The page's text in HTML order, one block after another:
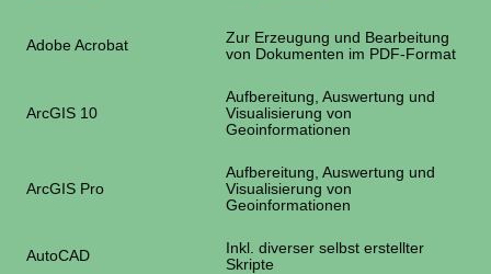
Adobe Acrobat
Zur Erzeugung und Bearbeitung
von Dokumenten im PDF-Format
ArcGIS 10
Aufbereitung, Auswertung und
Visualisierung von
Geoinformationen
ArcGIS Pro
Aufbereitung, Auswertung und
Visualisierung von
Geoinformationen
AutoCAD
Inkl. diverser selbst erstellter
Skripte